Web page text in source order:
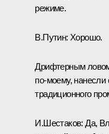
режиме.
В.Путин: Хорошо.
Дрифтерным
по‑моему,
традиционного
И.Шестаков:Да,